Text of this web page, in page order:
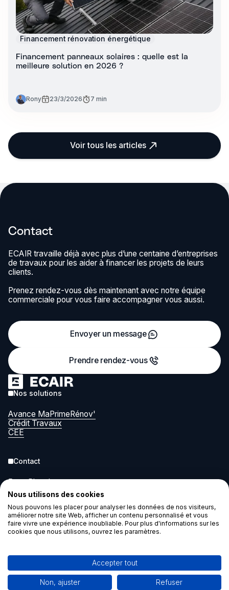
Financement rénovation énergétique
Financement panneaux solaires : quelle est la
meilleure solution en 2026 ?
Rony 23/3/2026 7 min
Voir tous les articles
Contact
ECAIR travaille déjà avec plus d’une centaine d’entreprises
de travaux pour les aider à financer les projets de leurs
clients.
Prenez rendez-vous dès maintenant avec notre équipe
commerciale pour vous faire accompagner vous aussi.
Envoyer un message
Prendre rendez-vous
Nos solutions
Avance MaPrimeRénov'
Crédit Travaux
CEE
Contact
5 rue Pleyel
93200 Saint-Denis
contact@ecair.eco
Légal
Mentions légales
Nous utilisons des cookies
Nous pouvons les placer pour analyser les données de nos visiteurs,
améliorer notre site Web, afficher un contenu personnalisé et vous
faire vivre une expérience inoubliable. Pour plus d'informations sur les
cookies que nous utilisons, ouvrez les paramètres.
Accepter tout
Non, ajuster Refuser